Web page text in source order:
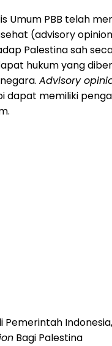
Umum PBB telah
(advisory
Palestina sah
hukum yang
Advisory
dapat memiliki
Pemerintah
Bagi Palestina